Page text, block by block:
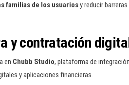
familias de los usuariosy reducir
y contratación
en Chubb Studio, plataforma de
y aplicaciones financieras.